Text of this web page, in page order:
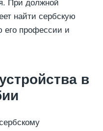
При должной
найти сербскую
его профессии и
в